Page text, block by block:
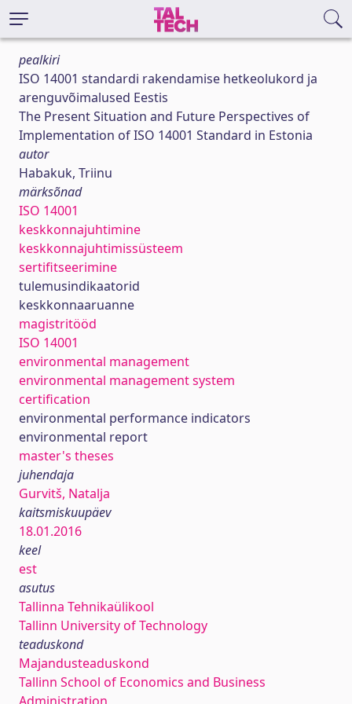
pealkiri
ISO 14001 standardi rakendamise hetkeolukord ja
arenguvõimalused Eestis
The Present Situation and Future Perspectives of
Implementation of ISO 14001 Standard in Estonia
autor
Habakuk, Triinu
märksõnad
ISO 14001
keskkonnajuhtimine
keskkonnajuhtimissüsteem
sertifitseerimine
tulemusindikaatorid
keskkonnaaruanne
magistritööd
ISO 14001
environmental management
environmental management system
certification
environmental performance indicators
environmental report
master's theses
juhendaja
Gurvitš, Natalja
kaitsmiskuupäev
18.01.2016
keel
est
asutus
Tallinna Tehnikaülikool
Tallinn University of Technology
teaduskond
Majandusteaduskond
Tallinn School of Economics and Business